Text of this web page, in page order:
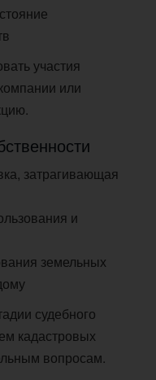
участия
или
затрагивающая
и
земельных
судебного
кадастровых
вопросам.